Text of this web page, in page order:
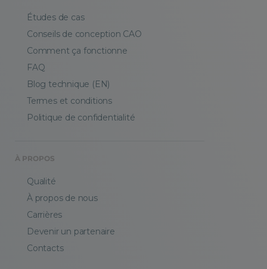
Études de cas
Conseils de conception CAO
Comment ça fonctionne
FAQ
Blog technique (EN)
Termes et conditions
Politique de confidentialité
À PROPOS
Qualité
À propos de nous
Carrières
Devenir un partenaire
Contacts